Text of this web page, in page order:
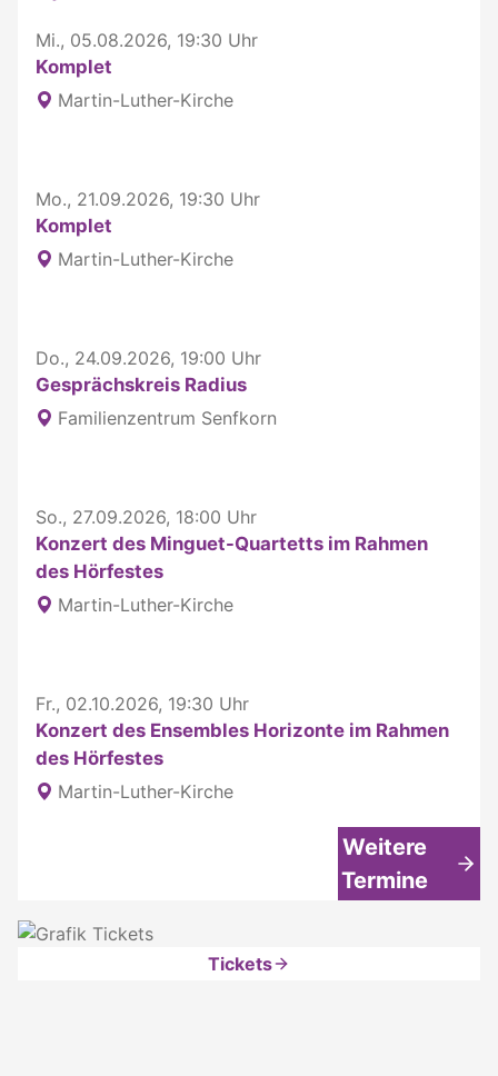
Mi., 05.08.2026, 19:30 Uhr
Komplet
Martin-Luther-Kirche
Mo., 21.09.2026, 19:30 Uhr
Komplet
Martin-Luther-Kirche
Do., 24.09.2026, 19:00 Uhr
Gesprächskreis Radius
Familienzentrum Senfkorn
So., 27.09.2026, 18:00 Uhr
Konzert des Minguet-Quartetts im Rahmen
des Hörfestes
Martin-Luther-Kirche
Fr., 02.10.2026, 19:30 Uhr
Konzert des Ensembles Horizonte im Rahmen
des Hörfestes
Martin-Luther-Kirche
Weitere
Termine
Tickets